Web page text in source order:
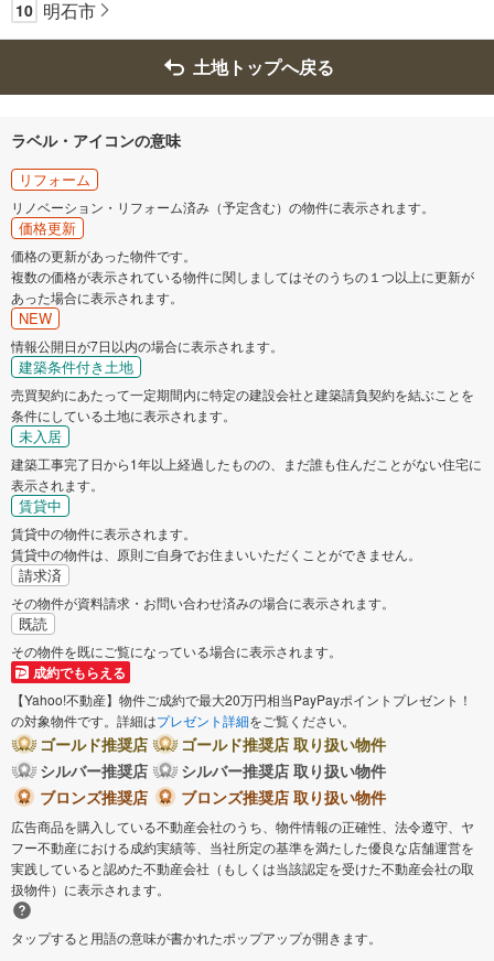
10 明石市
土地トップへ戻る
ラベル・アイコンの意味
リフォーム
リノベーション・リフォーム済み（予定含む）の物件に表示されます。
価格更新
価格の更新があった物件です。
複数の価格が表示されている物件に関しましてはそのうちの１つ以上に更新が
あった場合に表示されます。
NEW
情報公開日が7日以内の場合に表示されます。
建築条件付き土地
売買契約にあたって一定期間内に特定の建設会社と建築請負契約を結ぶことを
条件にしている土地に表示されます。
未入居
建築工事完了日から1年以上経過したものの、まだ誰も住んだことがない住宅に
表示されます。
賃貸中
賃貸中の物件に表示されます。
賃貸中の物件は、原則ご自身でお住まいいただくことができません。
請求済
その物件が資料請求・お問い合わせ済みの場合に表示されます。
既読
その物件を既にご覧になっている場合に表示されます。
成約でもらえる
【Yahoo!不動産】物件ご成約で最大20万円相当PayPayポイントプレゼント！
の対象物件です。詳細はプレゼント詳細をご覧ください。
ゴールド推奨店
ゴールド推奨店 取り扱い物件
シルバー推奨店
シルバー推奨店 取り扱い物件
ブロンズ推奨店
ブロンズ推奨店 取り扱い物件
広告商品を購入している不動産会社のうち、物件情報の正確性、法令遵守、ヤ
フー不動産における成約実績等、当社所定の基準を満たした優良な店舗運営を
実践していると認めた不動産会社（もしくは当該認定を受けた不動産会社の取
扱物件）に表示されます。
タップすると用語の意味が書かれたポップアップが開きます。